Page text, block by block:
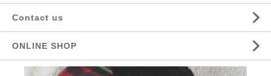
Contact us
ONLINE SHOP